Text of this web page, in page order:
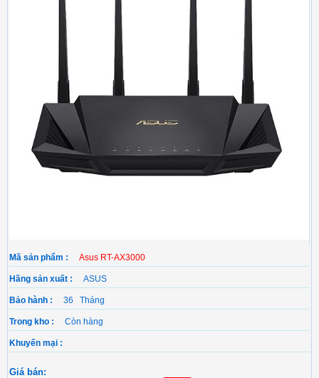
Mã sản phẩm : Asus RT-AX3000
Hãng sản xuất : ASUS
Bảo hành : 36 Tháng
Trong kho : Còn hàng
Khuyến mại :
Giá bán: